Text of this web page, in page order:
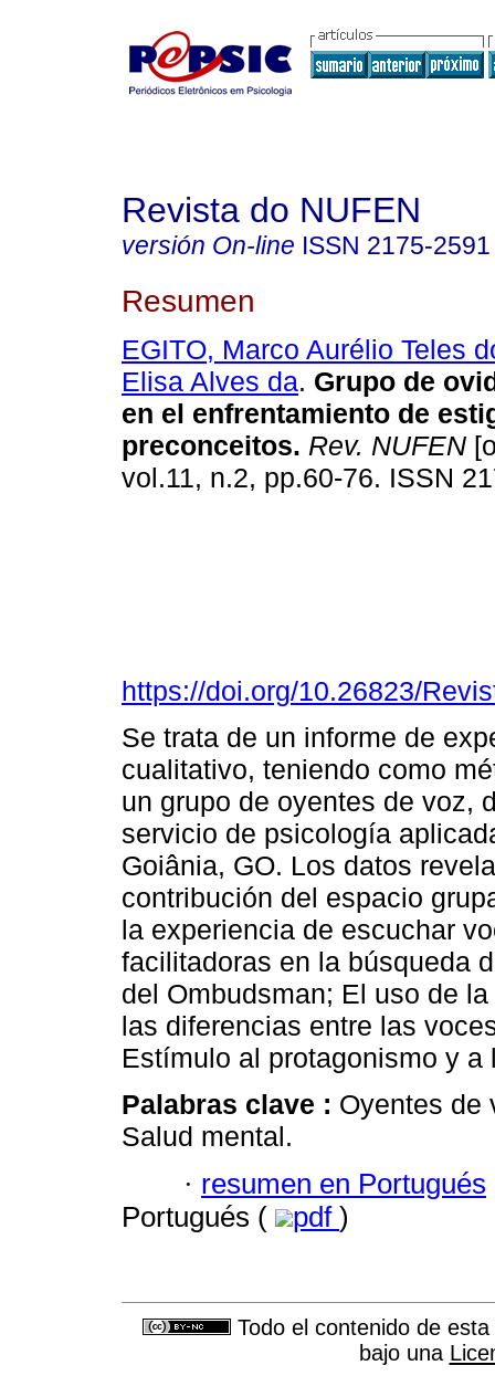
Revista do NUFEN
versión On-line ISSN 2175-2591
Resumen
EGITO, Marco Aurélio Teles
Elisa Alves da. Grupo de
en el enfrentamiento de
preconceitos. Rev. NUFEN
vol.11, n.2, pp.60-76. ISSN
https://doi.org/10.26823/
Se trata de un informe de
cualitativo, teniendo como
un grupo de oyentes de voz,
servicio de psicología
Goiânia, GO. Los datos
contribución del espacio
la experiencia de escuchar
facilitadoras en la búsqueda
del Ombudsman; El uso de
las diferencias entre las
Estímulo al protagonismo y a
Palabras clave : Oyentes de
Salud mental.
· resumen en Portugués
Portugués (
pdf )
Todo el contenido de
bajo una